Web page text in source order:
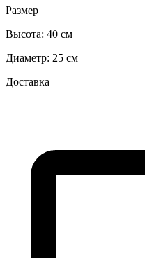
Размер
Высота: 40 см
Диаметр: 25 см
Доставка